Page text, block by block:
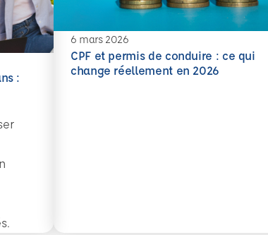
:
: former plus tôt pour protéger durablement
6 mars 2026
CPF et permis de conduire : ce qui
change réellement en 2026
En savoir plus